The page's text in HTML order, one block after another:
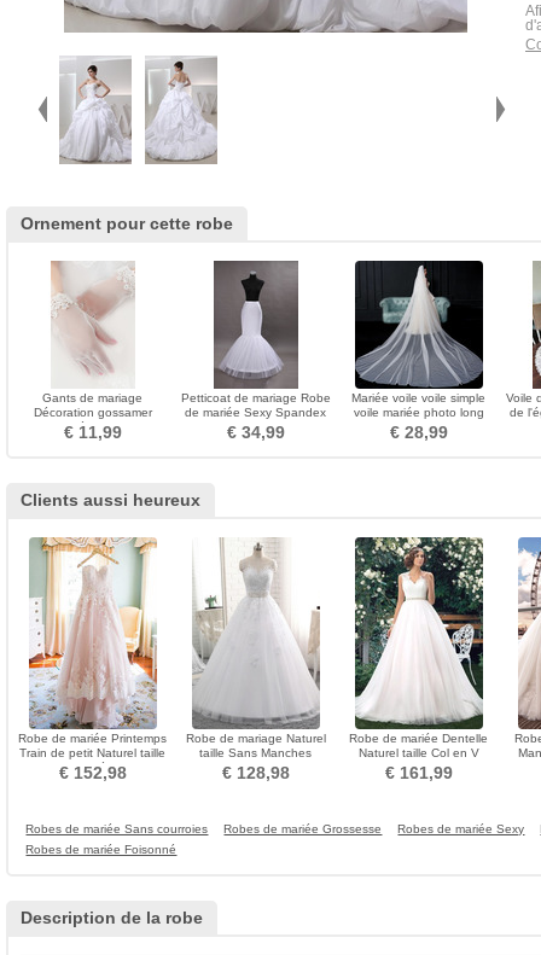
Ornement pour cette robe
Gants de mariage
Décoration gossamer
Approprié Court blanc
Dentelle
€ 11,99
Petticoat de mariage Robe
de mariée Sexy Spandex
blanc Jantes simples
€ 34,99
Mariée voile voile simple
voile mariée photo long
voile accessoires de
mariage
€ 28,99
Voile
de
Clients aussi heureux
Robe de mariée Printemps
Train de petit Naturel taille
Epurée
€ 152,98
Robe de mariage Naturel
taille Sans Manches
Rectangulaire Col Bateau
€ 128,98
Robe de mariée Dentelle
Naturel taille Col en V
Printemps Couvert de
Dentelle
€ 161,99
Robes de mariée Sans courroies Robes de mariée Grossesse Robes de mariée Sexy
Robes de mariée Foisonné
Description de la robe